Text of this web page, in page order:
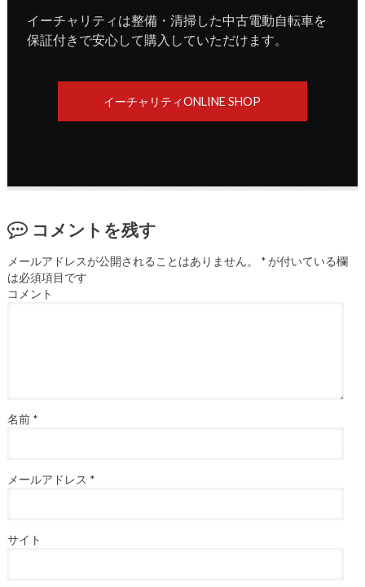
イーチャリティは整備・清掃した中古電動自転車を
保証付きで安心して購入していただけます。
イーチャリティONLINE SHOP
コメントを残す
メールアドレスが公開されることはありません。 *が付いている欄
は必須項目です
コメント
名前 *
メールアドレス *
サイト